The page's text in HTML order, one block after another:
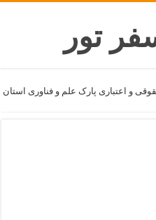
و اعتباری پارک علم و فناوری استان